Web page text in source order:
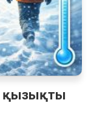
қызықты